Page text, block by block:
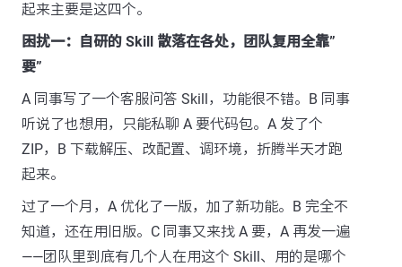
起来主要是这四个。
困扰一：自研的 Skill 散落在各处，团队复用全靠”
要”
A 同事写了一个客服问答 Skill，功能很不错。B 同事
听说了也想用，只能私聊 A 要代码包。A 发了个
ZIP，B 下载解压、改配置、调环境，折腾半天才跑
起来。
过了一个月，A 优化了一版，加了新功能。B 完全不
知道，还在用旧版。C 同事又来找 A 要，A 再发一遍
——团队里到底有几个人在用这个 Skill、用的是哪个